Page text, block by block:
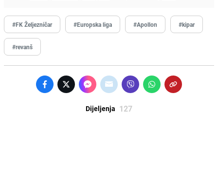
#FK Željezničar #Europska liga #Apollon #kipar
#revanš
Dijeljenja 127